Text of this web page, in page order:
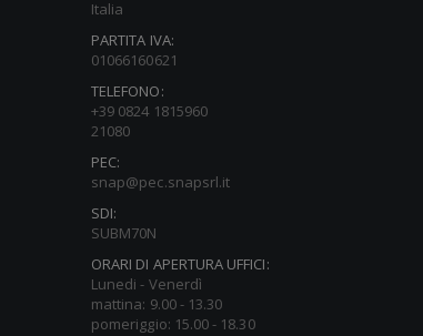
Italia
PARTITA IVA:
01066160621
TELEFONO:
+39 0824 1815960
21080
PEC:
snap@pec.snapsrl.it
SDI:
SUBM70N
ORARI DI APERTURA UFFICI:
Lunedi - Venerdì
mattina: 9.00 - 13.30
pomeriggio: 15.00 - 18.30